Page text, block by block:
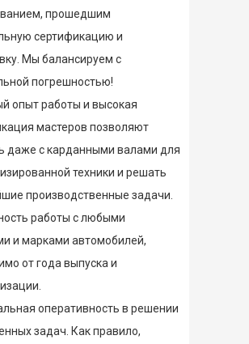
прошедшим
сертификацию и
Мы балансируем с
погрешностью!
опыт работы и высокая
мастеров позволяют
даже с карданными валами для
техники и решать
производственные задачи.
работы с любыми
и марками автомобилей,
от года выпуска и
оперативность в решении
задач. Как правило,